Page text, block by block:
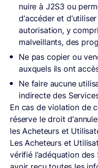
nuire à J2S3 ou
d’accéder et
autorisation, y
malveillants, des
Ne pas copier ou
auxquels ils ont
Ne faire aucune
indirecte des
En cas de violation de
réserve le droit
les Acheteurs et
Les Acheteurs et
vérifié l’adéquation